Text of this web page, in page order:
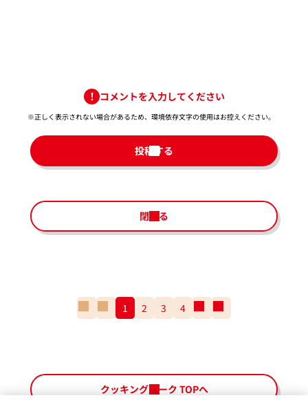
コメントを入力してください
※正しく表示されない場合があるため、環境依存文字の使用はお控えください。​
投稿する
閉じる
番
ペ
ー
の
1 2 3 4
の
番
ペ
ー
クッキングパーク TOPへ